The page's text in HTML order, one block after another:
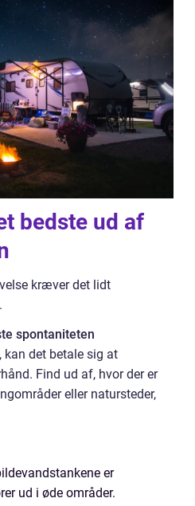
bedste ud af
kræver det lidt
spontaniteten
kan det betale sig at
Find ud af, hvor der er
eller natursteder,
er
ud i øde områder.